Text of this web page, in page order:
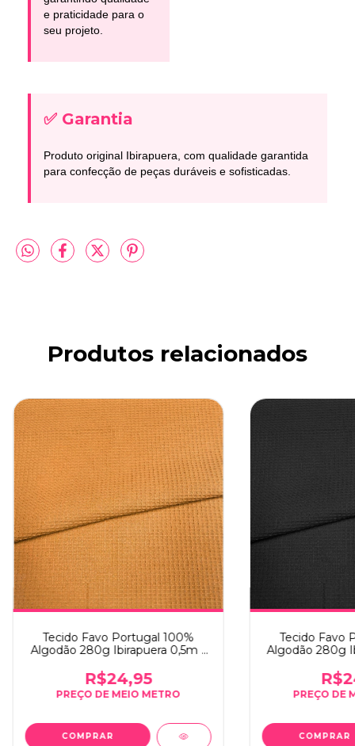
e praticidade para o
seu projeto.
✅ Garantia
Produto original Ibirapuera, com qualidade garantida
para confecção de peças duráveis e sofisticadas.
Produtos relacionados
Tecido Favo Portugal 100%
Algodão 280g Ibirapuera 0,5m x
R$24,95
Tecido Favo
Algodão 280g